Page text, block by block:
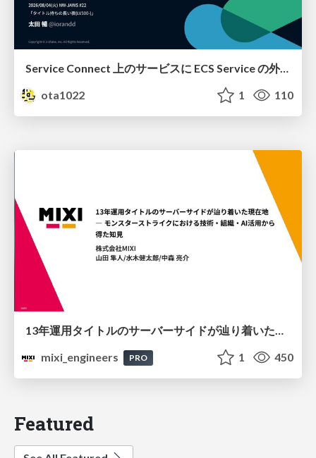
Service Connect 上のサービスに ECS Service の外側から到達できなかった話
ota1022
1 110
13年運用タイトルのサーバーサイドが辿り着いた現在地 ― モンスターストライクにおける技術・組織・AI活用から得た知見
mixi_engineers
PRO 1 450
Featured